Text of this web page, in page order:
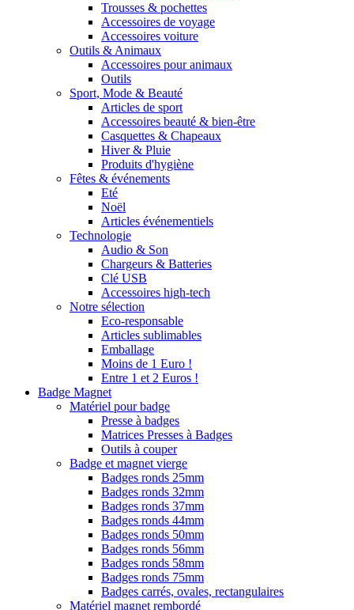
Trousses & pochettes
Accessoires de voyage
Accessoires voiture
Outils & Animaux
Accessoires pour animaux
Outils
Sport, Mode & Beauté
Articles de sport
Accessoires beauté & bien-être
Casquettes & Chapeaux
Hiver & Pluie
Produits d'hygiène
Fêtes & événements
Eté
Noël
Articles événementiels
Technologie
Audio & Son
Chargeurs & Batteries
Clé USB
Accessoires high-tech
Notre sélection
Eco-responsable
Articles sublimables
Emballage
Moins de 1 Euro !
Entre 1 et 2 Euros !
Badge Magnet
Matériel pour badge
Presse à badges
Matrices Presses à Badges
Outils à couper
Badge et magnet vierge
Badges ronds 25mm
Badges ronds 32mm
Badges ronds 37mm
Badges ronds 44mm
Badges ronds 50mm
Badges ronds 56mm
Badges ronds 58mm
Badges ronds 75mm
Badges carrés, ovales, rectangulaires
Matériel magnet rembordé